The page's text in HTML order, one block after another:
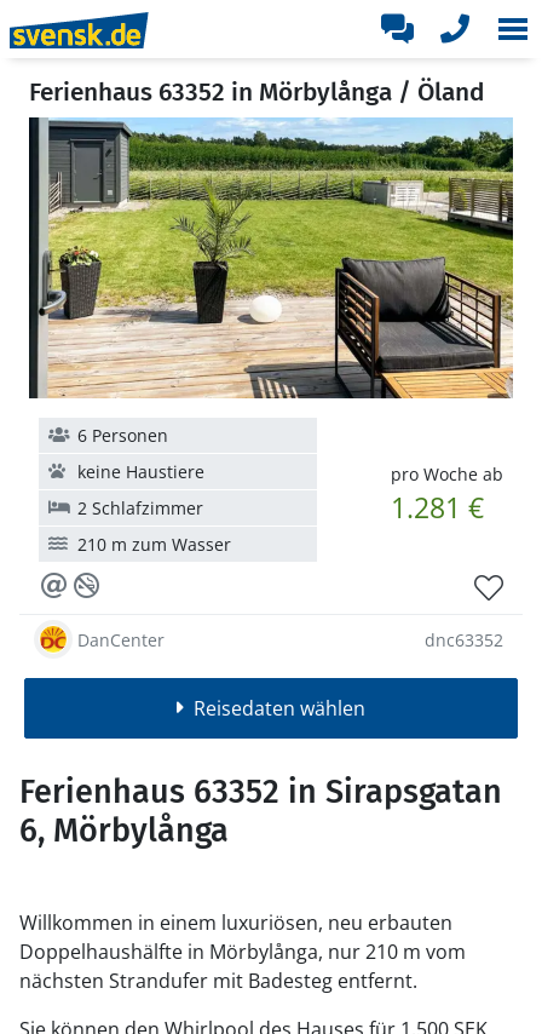
Ferienhaus 63352 in Mörbylånga / Öland
pro Woche ab
1.281 €
6 Personen
keine Haustiere
2 Schlafzimmer
210 m zum Wasser
DanCenter dnc63352
Reisedaten wählen
Ferienhaus 63352 in Sirapsgatan
6, Mörbylånga
Willkommen in einem luxuriösen, neu erbauten
Doppelhaushälfte in Mörbylånga, nur 210 m vom
nächsten Strandufer mit Badesteg entfernt.